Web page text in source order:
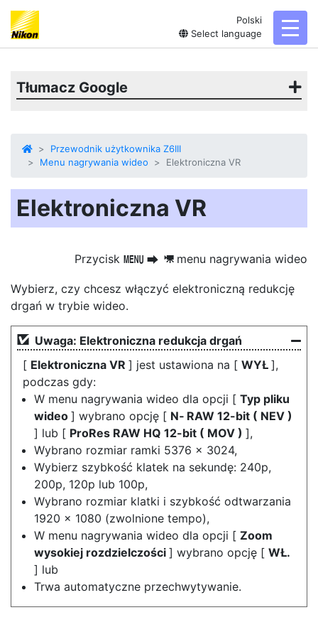
Polski
Select language
Tłumacz Google
Przewodnik użytkownika Z6III
Menu nagrywania wideo
Elektroniczna VR
Elektroniczna VR
Przycisk G U 1 menu nagrywania wideo
Wybierz, czy chcesz włączyć elektroniczną redukcję
drgań w trybie wideo.
Uwaga: Elektroniczna redukcja drgań
[ Elektroniczna VR ] jest ustawiona na [ WYŁ ],
podczas gdy:
W menu nagrywania wideo dla opcji [ Typ pliku
wideo ] wybrano opcję [ N‑ RAW 12-bit ( NEV )
] lub [ ProRes RAW HQ 12-bit ( MOV ) ],
Wybrano rozmiar ramki 5376 × 3024,
Wybierz szybkość klatek na sekundę: 240p,
200p, 120p lub 100p,
Wybrano rozmiar klatki i szybkość odtwarzania
1920 × 1080 (zwolnione tempo),
W menu nagrywania wideo dla opcji [ Zoom
wysokiej rozdzielczości ] wybrano opcję [ WŁ.
] lub
Trwa automatyczne przechwytywanie.